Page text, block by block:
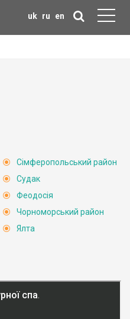
uk ru en
Сімферопольський район
Судак
Феодосія
Чорноморський район
Ялта